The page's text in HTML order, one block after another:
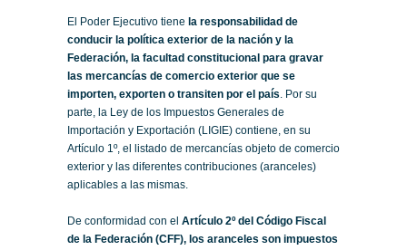
El Poder Ejecutivo tiene la responsabilidad de
conducir la política exterior de la nación y la
Federación, la facultad constitucional para gravar
las mercancías de comercio exterior que se
importen, exporten o transiten por el país. Por su
parte, la Ley de los Impuestos Generales de
Importación y Exportación (LIGIE) contiene, en su
Artículo 1º, el listado de mercancías objeto de comercio
exterior y las diferentes contribuciones (aranceles)
aplicables a las mismas.
De conformidad con el Artículo 2º del Código Fiscal
de la Federación (CFF), los aranceles son impuestos